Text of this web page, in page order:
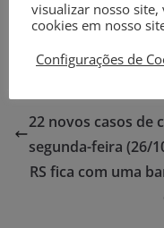
22 novos casos de
segunda-feira (26/
RS fica com uma
visualizar nosso site,
cookies em nosso
Configurações de